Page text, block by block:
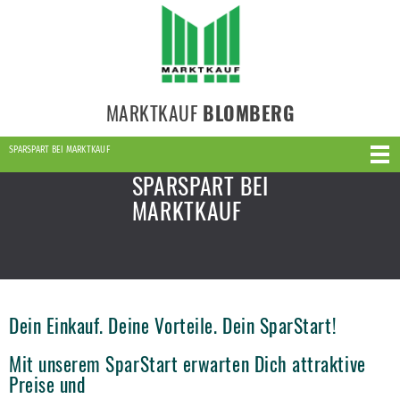
MARKTKAUF BLOMBERG
SPARSPART BEI MARKTKAUF
SPARSPART BEI
MARKTKAUF
Dein Einkauf. Deine Vorteile. Dein SparStart!
Mit unserem SparStart erwarten Dich attraktive
Preise und